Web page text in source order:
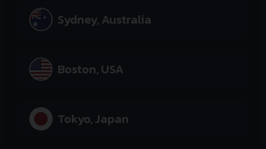
Sydney, Australia
Boston, USA
Tokyo, Japan